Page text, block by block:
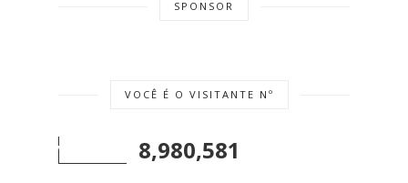
SPONSOR
VOCÊ É O VISITANTE Nº
8,980,581